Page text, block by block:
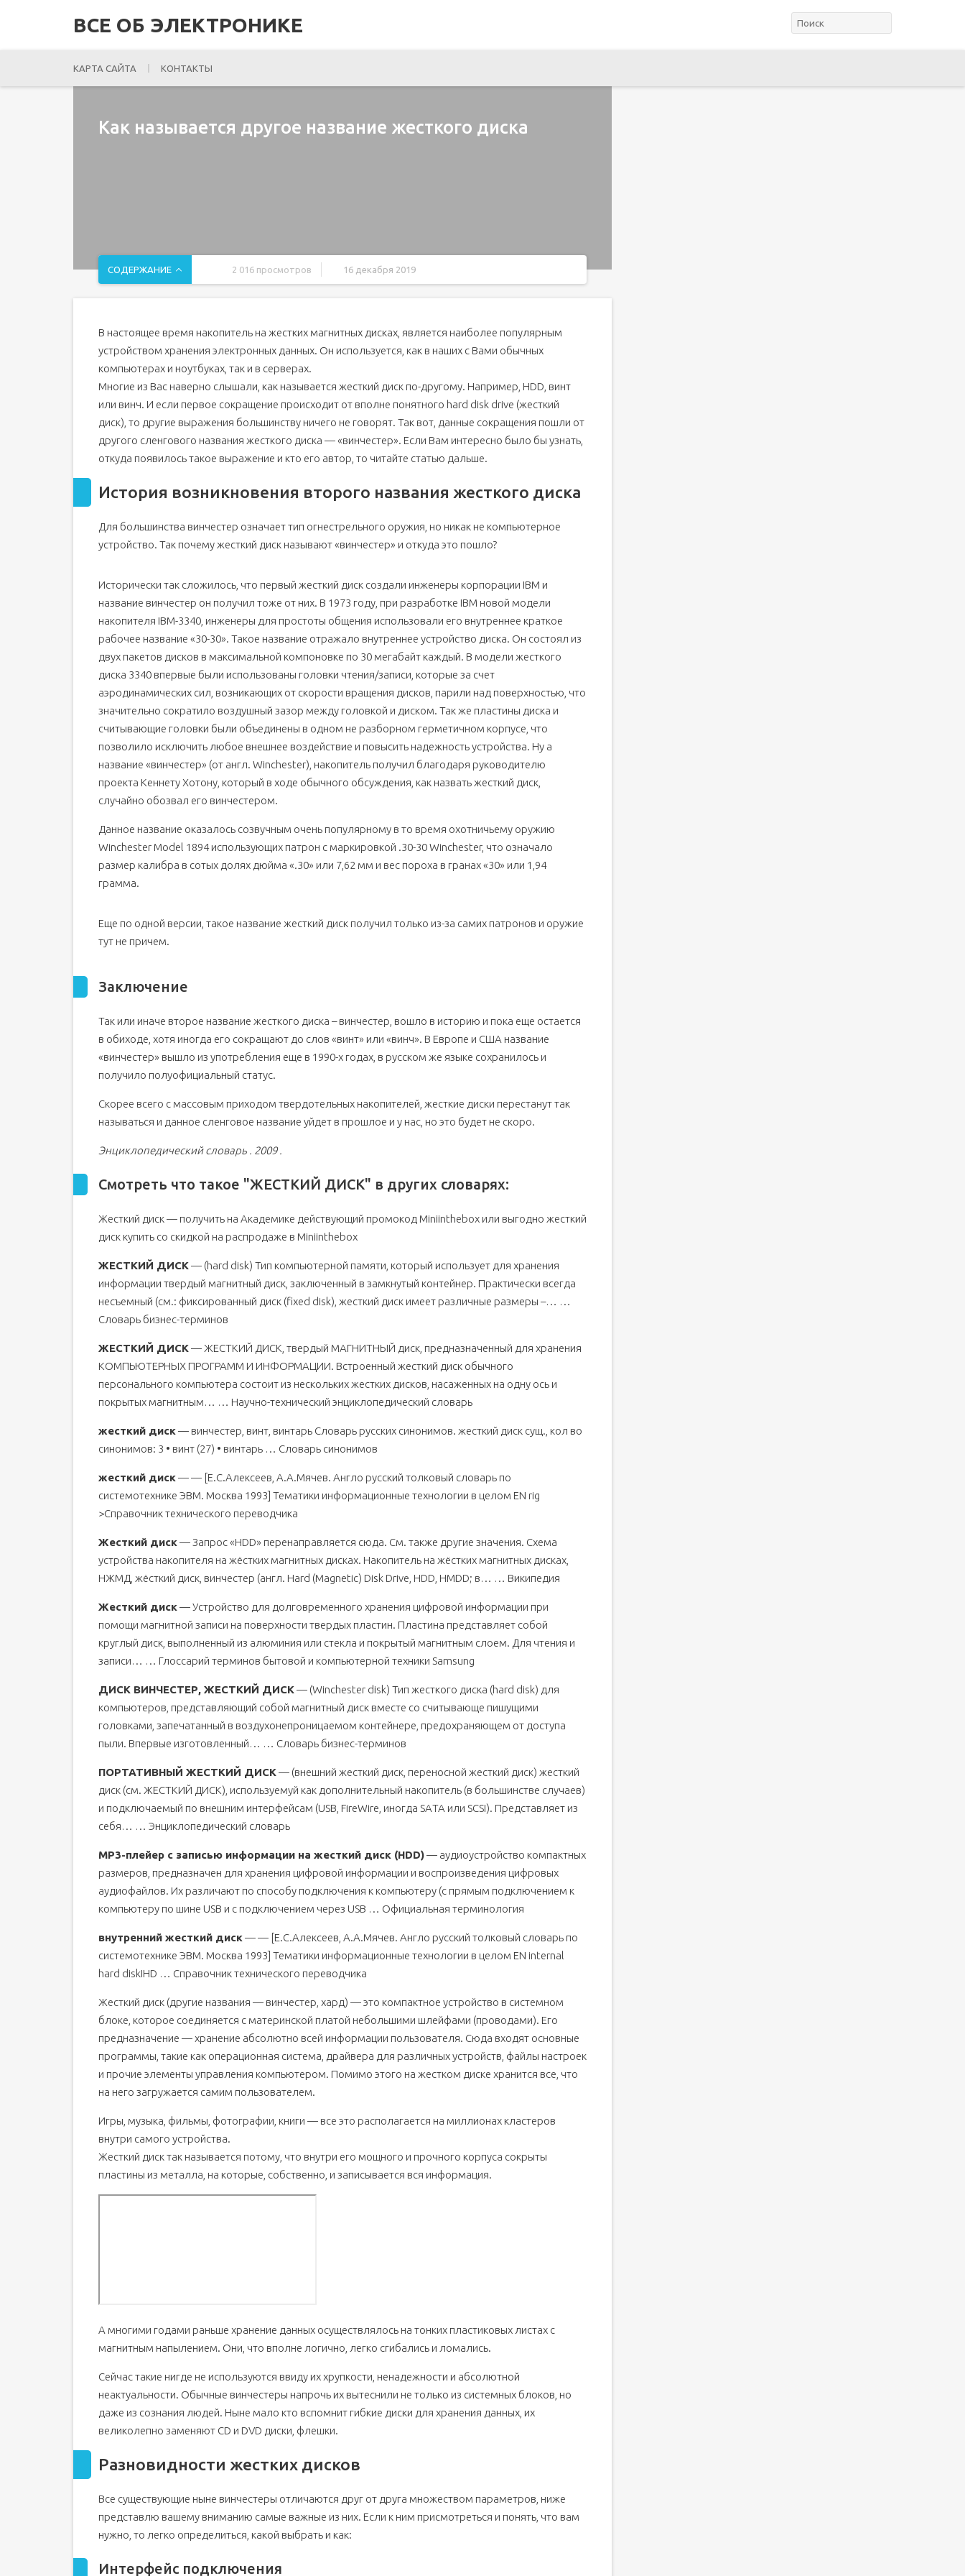
ВСЕ ОБ ЭЛЕКТРОНИКЕ
КАРТА САЙТА КОНТАКТЫ
Как называется другое название жесткого диска
СОДЕРЖАНИЕ 2 016 просмотров 16 декабря 2019
Смотреть что такое "ЖЕСТКИЙ ДИСК" в других словарях:
Разновидности жестких дисков
Интерфейс подключения
Объем накопителя
Подключение диска
Жесткий магнитный диск
В настоящее время накопитель на жестких магнитных дисках, является наиболее популярным
устройством хранения электронных данных. Он используется, как в наших с Вами обычных
компьютерах и ноутбуках, так и в серверах.
Многие из Вас наверно слышали, как называется жесткий диск по-другому. Например, HDD, винт
или винч. И если первое сокращение происходит от вполне понятного hard disk drive (жесткий
диск), то другие выражения большинству ничего не говорят. Так вот, данные сокращения пошли от
другого сленгового названия жесткого диска — «винчестер». Если Вам интересно было бы узнать,
откуда появилось такое выражение и кто его автор, то читайте статью дальше.
История возникновения второго названия жесткого диска
Для большинства винчестер означает тип огнестрельного оружия, но никак не компьютерное
устройство. Так почему жесткий диск называют «винчестер» и откуда это пошло?
Исторически так сложилось, что первый жесткий диск создали инженеры корпорации IBM и
название винчестер он получил тоже от них. В 1973 году, при разработке IBM новой модели
накопителя IBM-3340, инженеры для простоты общения использовали его внутреннее краткое
рабочее название «30-30». Такое название отражало внутреннее устройство диска. Он состоял из
двух пакетов дисков в максимальной компоновке по 30 мегабайт каждый. В модели жесткого
диска 3340 впервые были использованы головки чтения/записи, которые за счет
аэродинамических сил, возникающих от скорости вращения дисков, парили над поверхностью, что
значительно сократило воздушный зазор между головкой и диском. Так же пластины диска и
считывающие головки были объединены в одном не разборном герметичном корпусе, что
позволило исключить любое внешнее воздействие и повысить надежность устройства. Ну а
название «винчестер» (от англ. Winchester), накопитель получил благодаря руководителю
проекта Кеннету Хотону, который в ходе обычного обсуждения, как назвать жесткий диск,
случайно обозвал его винчестером.
Данное название оказалось созвучным очень популярному в то время охотничьему оружию
Winchester Model 1894 использующих патрон с маркировкой .30-30 Winchester, что означало
размер калибра в сотых долях дюйма «.30» или 7,62 мм и вес пороха в гранах «30» или 1,94
грамма.
Еще по одной версии, такое название жесткий диск получил только из-за самих патронов и оружие
тут не причем.
Заключение
Так или иначе второе название жесткого диска – винчестер, вошло в историю и пока еще остается
в обиходе, хотя иногда его сокращают до слов «винт» или «винч». В Европе и США название
«винчестер» вышло из употребления еще в 1990-х годах, в русском же языке сохранилось и
получило полуофициальный статус.
Скорее всего с массовым приходом твердотельных накопителей, жесткие диски перестанут так
называться и данное сленговое название уйдет в прошлое и у нас, но это будет не скоро.
Энциклопедический словарь . 2009 .
Смотреть что такое "ЖЕСТКИЙ ДИСК" в других словарях:
Жесткий диск — получить на Академике действующий промокод Miniinthebox или выгодно жесткий
диск купить со скидкой на распродаже в Miniinthebox
ЖЕСТКИЙ ДИСК— (hard disk) Тип компьютерной памяти, который использует для хранения
информации твердый магнитный диск, заключенный в замкнутый контейнер. Практически всегда
несъемный (cм.: фиксированный диск (fixed disk), жесткий диск имеет различные размеры –… …
Словарь бизнес-терминов
ЖЕСТКИЙ ДИСК— ЖЕСТКИЙ ДИСК, твердый МАГНИТНЫЙ диск, предназначенный для хранения
КОМПЬЮТЕРНЫХ ПРОГРАММ И ИНФОРМАЦИИ. Встроенный жесткий диск обычного
персонального компьютера состоит из нескольких жестких дисков, насаженных на одну ось и
покрытых магнитным… … Научно-технический энциклопедический словарь
жесткий диск— винчестер, винт, винтарь Словарь русских синонимов. жесткий диск сущ., кол во
синонимов: 3 • винт (27) • винтарь … Словарь синонимов
жесткий диск— — [Е.С.Алексеев, А.А.Мячев. Англо русский толковый словарь по
системотехнике ЭВМ. Москва 1993] Тематики информационные технологии в целом EN rig
>Справочник технического переводчика
Жесткий диск— Запрос «HDD» перенаправляется сюда. Cм. также другие значения. Схема
устройства накопителя на жёстких магнитных дисках. Накопитель на жёстких магнитных дисках,
НЖМД, жёсткий диск, винчестер (англ. Hard (Magnetic) Disk Drive, HDD, HMDD; в… … Википедия
Жесткий диск— Устройство для долговременного хранения цифровой информации при
помощи магнитной записи на поверхности твердых пластин. Пластина представляет собой
круглый диск, выполненный из алюминия или стекла и покрытый магнитным слоем. Для чтения и
записи… … Глоссарий терминов бытовой и компьютерной техники Samsung
ДИСК ВИНЧЕСТЕР, ЖЕСТКИЙ ДИСК— (Winchester disk) Тип жесткого диска (hard disk) для
компьютеров, представляющий собой магнитный диск вместе со считывающе пишущими
головками, запечатанный в воздухонепроницаемом контейнере, предохраняющем от доступа
пыли. Впервые изготовленный… … Словарь бизнес-терминов
ПОРТАТИВНЫЙ ЖЕСТКИЙ ДИСК— (внешний жесткий диск, переносной жесткий диск) жесткий
диск (см. ЖЕСТКИЙ ДИСК), используемуй как дополнительный накопитель (в большинстве случаев)
и подключаемый по внешним интерфейсам (USB, FireWire, иногда SAТА или SCSI). Представляет из
себя… … Энциклопедический словарь
МР3-плейер с записью информации на жесткий диск (HDD)— аудиоустройство компактных
размеров, предназначен для хранения цифровой информации и воспроизведения цифровых
аудиофайлов. Их различают по способу подключения к компьютеру (с прямым подключением к
компьютеру по шине USB и с подключением через USB … Официальная терминология
внутренний жесткий диск— — [Е.С.Алексеев, А.А.Мячев. Англо русский толковый словарь по
системотехнике ЭВМ. Москва 1993] Тематики информационные технологии в целом EN internal
hard diskIHD … Справочник технического переводчика
Жесткий диск (другие названия — винчестер, хард) — это компактное устройство в системном
блоке, которое соединяется с материнской платой небольшими шлейфами (проводами). Его
предназначение — хранение абсолютно всей информации пользователя. Сюда входят основные
программы, такие как операционная система, драйвера для различных устройств, файлы настроек
и прочие элементы управления компьютером. Помимо этого на жестком диске хранится все, что
на него загружается самим пользователем.
Игры, музыка, фильмы, фотографии, книги — все это располагается на миллионах кластеров
внутри самого устройства.
Жесткий диск так называется потому, что внутри его мощного и прочного корпуса сокрыты
пластины из металла, на которые, собственно, и записывается вся информация.
А многими годами раньше хранение данных осуществлялось на тонких пластиковых листах с
магнитным напылением. Они, что вполне логично, легко сгибались и ломались.
Сейчас такие нигде не используются ввиду их хрупкости, ненадежности и абсолютной
неактуальности. Обычные винчестеры напрочь их вытеснили не только из системных блоков, но
даже из сознания людей. Ныне мало кто вспомнит гибкие диски для хранения данных, их
великолепно заменяют CD и DVD диски, флешки.
Разновидности жестких дисков
Все существующие ныне винчестеры отличаются друг от друга множеством параметров, ниже
представлю вашему вниманию самые важные из них. Если к ним присмотреться и понять, что вам
нужно, то легко определиться, какой выбрать и как:
Интерфейс подключения